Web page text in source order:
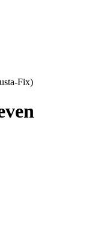
Fix)